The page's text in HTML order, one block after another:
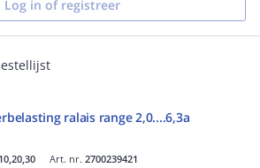
Log in of registreer
ralais range 2,0....6,3a
Art. nr. 2700239421